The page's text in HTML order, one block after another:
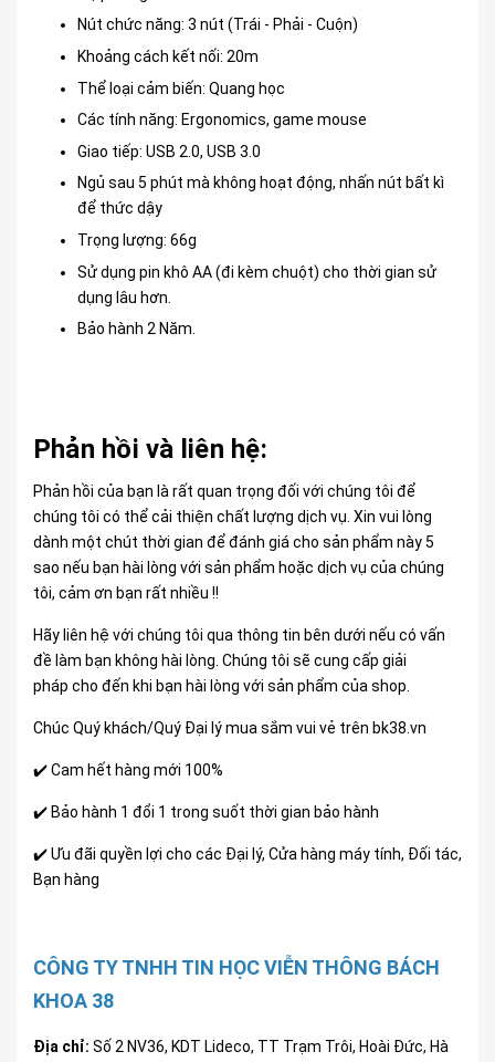
Nút chức năng: 3 nút (Trái - Phải - Cuộn)
Khoảng cách kết nối: 20m
Thể loại cảm biến: Quang học
Các tính năng: Ergonomics, game mouse
Giao tiếp: USB 2.0, USB 3.0
Ngủ sau 5 phút mà không hoạt động, nhấn nút bất kì
để thức dậy
Trọng lượng: 66g
Sử dụng pin khô AA (đi kèm chuột) cho thời gian sử
dụng lâu hơn.
Bảo hành 2 Năm.
Phản hồi và liên hệ:
Phản hồi của bạn là rất quan trọng đối với chúng tôi để
chúng tôi có thể cải thiện chất lượng dịch vụ. Xin vui lòng
dành một chút thời gian để đánh giá cho sản phẩm này 5
sao nếu bạn hài lòng với sản phẩm hoặc dịch vụ của chúng
tôi, cảm ơn bạn rất nhiều !!
Hãy liên hệ với chúng tôi qua thông tin bên dưới nếu có vấn
đề làm bạn không hài lòng. Chúng tôi sẽ cung cấp giải
pháp cho đến khi bạn hài lòng với sản phẩm của shop.
Chúc Quý khách/Quý Đại lý mua sắm vui vẻ trên bk38.vn
✔️ Cam hết hàng mới 100%
✔️ Bảo hành 1 đổi 1 trong suốt thời gian bảo hành
✔️ Ưu đãi quyền lợi cho các Đại lý, Cửa hàng máy tính, Đối tác,
Bạn hàng
CÔNG TY TNHH TIN HỌC VIỄN THÔNG BÁCH
KHOA 38
Địa chỉ: Số 2 NV36, KDT Lideco, TT Trạm Trôi, Hoài Đức, Hà